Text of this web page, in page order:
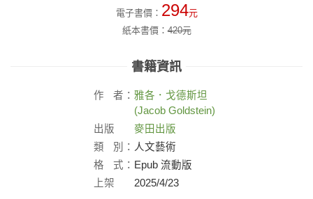
電子書價： 294元
紙本書價：420元
書籍資訊
作 者： 雅各．戈德斯坦
(Jacob Goldstein)
出版
社：
麥田出版
類
別： 人文藝術
格
式： Epub 流動版
上架
2025/4/23